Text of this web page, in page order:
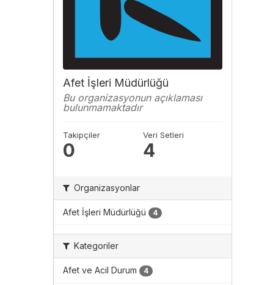
Afet İşleri Müdürlüğü
Bu organizasyonun açıklaması
bulunmamaktadır
Takipçiler
0
Veri Setleri
4
Organizasyonlar
Afet İşleri Müdürlüğü 4
Kategoriler
Afet ve Acil Durum 4